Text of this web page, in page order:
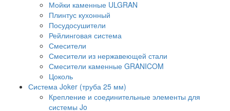
Мойки каменные ULGRAN
Плинтус кухонный
Посудосушители
Рейлинговая система
Смесители
Смесители из нержавеющей стали
Смесители каменные GRANICOM
Цоколь
Система Joker (труба 25 мм)
Крепление и соединительные элементы для
системы Jo